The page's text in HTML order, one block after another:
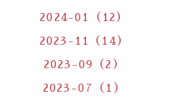
2024-01（12）
2023-11（14）
2023-09（2）
2023-07（1）